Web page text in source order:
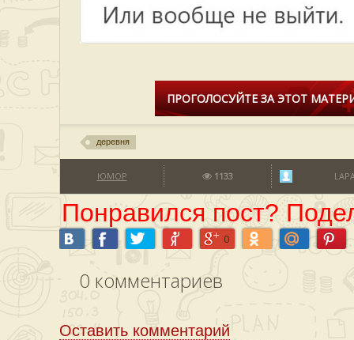
ПРОГОЛОСУЙТЕ ЗА ЭТОТ
деревня
ЮМОР 1133
Понравился пост?
0
0 комментариев
Оставить комментарий